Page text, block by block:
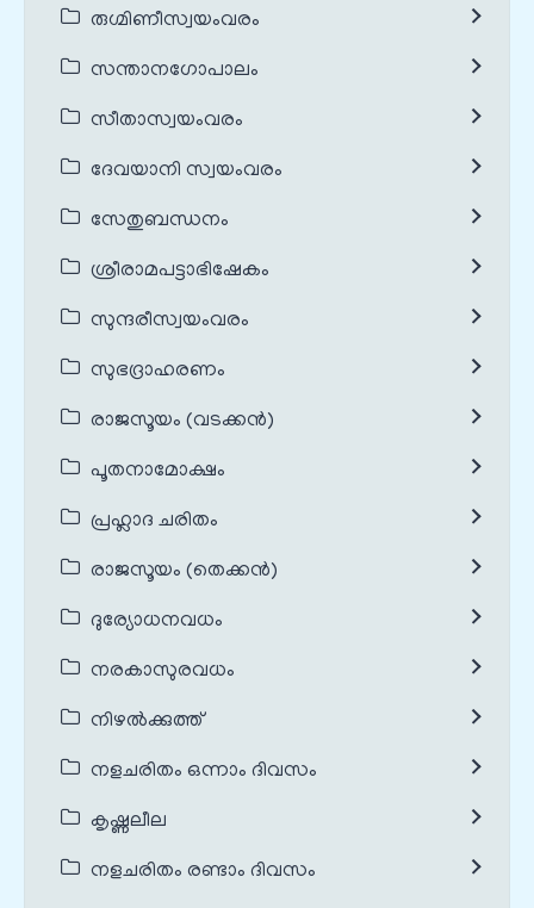
രുഗ്മിണീസ്വയംവരം
സന്താനഗോപാലം
സീതാസ്വയംവരം
ദേവയാനി സ്വയംവരം
സേതുബന്ധനം
ശ്രീരാമപട്ടാഭിഷേകം
സുന്ദരീസ്വയംവരം
സുഭദ്രാഹരണം
രാജസൂയം (വടക്കൻ)
പൂതനാമോക്ഷം
പ്രഹ്ലാദ ചരിതം
രാജസൂയം (തെക്കൻ)
ദുര്യോധനവധം
നരകാസുരവധം
നിഴൽക്കുത്ത്
നളചരിതം ഒന്നാം ദിവസം
കൃഷ്ണലീല
നളചരിതം രണ്ടാം ദിവസം